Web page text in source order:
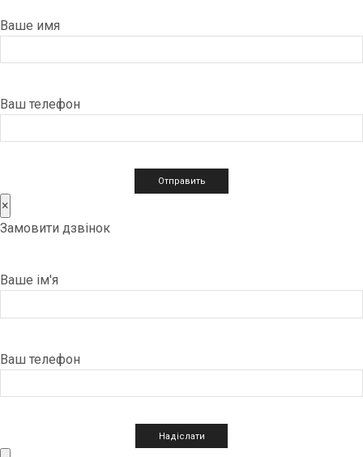
Ваше имя
Ваш телефон
×
Замовити дзвінок
Ваше ім'я
Ваш телефон